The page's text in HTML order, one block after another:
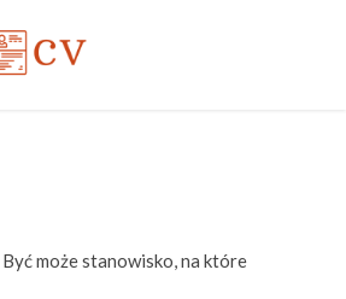
może stanowisko, na które